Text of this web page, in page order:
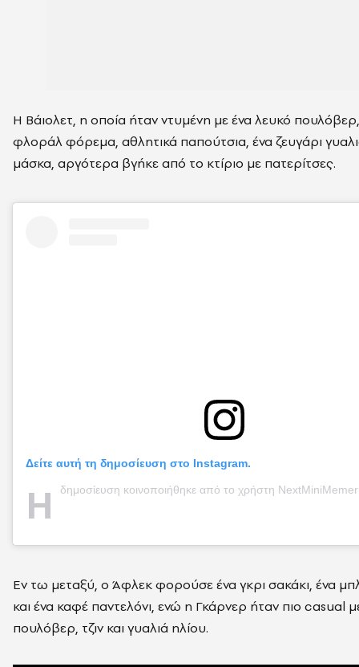
Η Βάιολετ, η οποία ήταν ντυμένη με ένα λευκό
φλοράλ φόρεμα, αθλητικά παπούτσια, ένα ζευγάρι
μάσκα, αργότερα βγήκε από το κτίριο με πατερίτσες.
Δείτε αυτή τη δημοσίευση στο Instagram.
Η δημοσίευση κοινοποιήθηκε από το χρήστη NextMiniMemer
Εν τω μεταξύ, ο Άφλεκ φορούσε ένα γκρι σακάκι, ένα
και ένα καφέ παντελόνι, ενώ η Γκάρνερ ήταν πιο casual
πουλόβερ, τζιν και γυαλιά ηλίου.